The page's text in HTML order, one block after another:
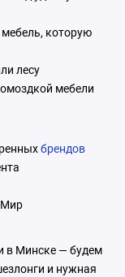
которую
лесу
мебели
брендов
Мир
в Минске — будем
и нужная